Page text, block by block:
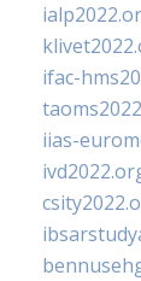
ifac-
iias-